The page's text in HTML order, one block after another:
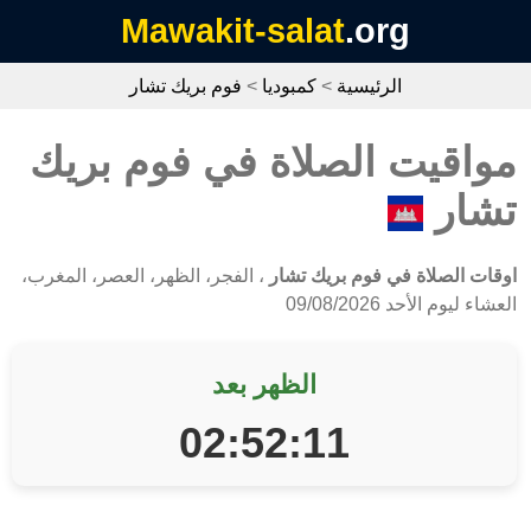
Mawakit-salat.org
الرئيسية > كمبوديا > فوم بريك تشار
مواقيت الصلاة في فوم بريك
تشار
اوقات الصلاة في فوم بريك تشار ، الفجر، الظهر، العصر، المغرب،
العشاء ليوم الأحد 09/08/2026
الظهر بعد
02:52:11